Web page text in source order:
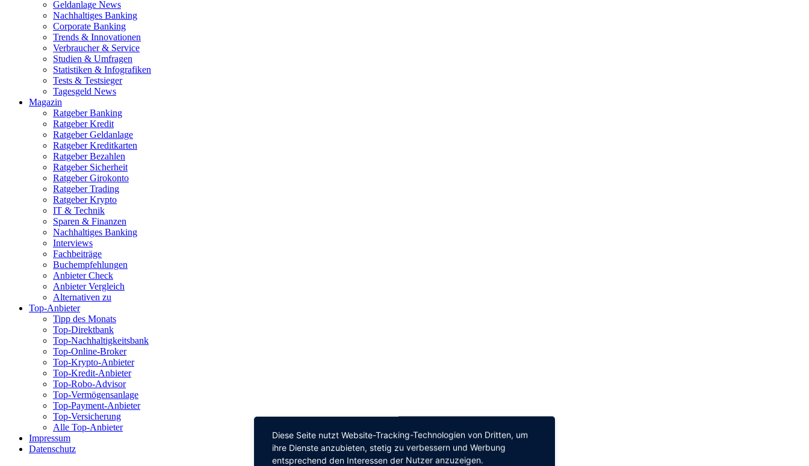
Geldanlage News
Nachhaltiges Banking
Corporate Banking
Trends & Innovationen
Verbraucher & Service
Studien & Umfragen
Statistiken & Infografiken
Tests & Testsieger
Tagesgeld News
Magazin
Ratgeber Banking
Ratgeber Kredit
Ratgeber Geldanlage
Ratgeber Kreditkarten
Ratgeber Bezahlen
Ratgeber Sicherheit
Ratgeber Girokonto
Ratgeber Trading
Ratgeber Krypto
IT & Technik
Sparen & Finanzen
Nachhaltiges Banking
Interviews
Fachbeiträge
Buchempfehlungen
Anbieter Check
Anbieter Vergleich
Alternativen zu
Top-Anbieter
Tipp des Monats
Top-Direktbank
Top-Nachhaltigkeitsbank
Top-Online-Broker
Top-Krypto-Anbieter
Top-Kredit-Anbieter
Top-Robo-Advisor
Top-Vermögensanlage
Top-Payment-Anbieter
Top-Versicherung
Alle Top-Anbieter
Impressum
Datenschutz
Diese Seite nutzt Website-Tracking-Technologien von Dritten, um
ihre Dienste anzubieten, stetig zu verbessern und Werbung
entsprechend den Interessen der Nutzer anzuzeigen.